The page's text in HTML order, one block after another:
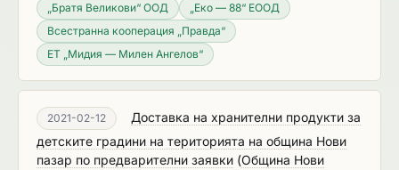
„Братя Великови“ ООД
„Еко — 88“ ЕООД
Всестранна кооперация „Правда“
ЕТ „Мидия — Милен Ангелов“
2021-02-12
Доставка на хранителни продукти за
детските градини на територията на община Нови
пазар по предварителни заявки (Община Нови